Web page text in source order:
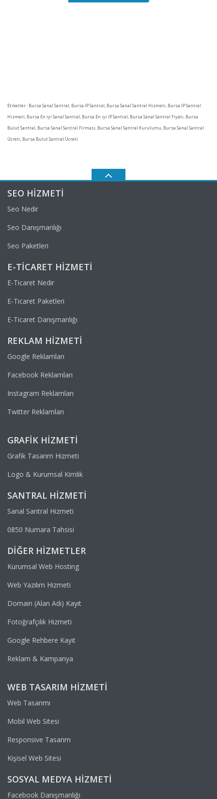
Etiketler : Bursa Sanal Santral, Bursa IP Santral, Bursa Sanal Santral Hizmeti, Bursa IP Santral
Hizmeti, Bursa En iyi Sanal Santral, Bursa En iyi IP Santral, Bursa Sanal Santral Fiyatı, Bursa
Bulut Santral, Bursa Sanal Santral Firması, Bursa Sanal Santral Kurulumu, Bursa Sanal Santral
Ücreti, Bursa Bulut Santral Ücreti
SEO HIZMETI
Seo Nedir
Seo Danışmanlığı
Seo Paketleri
E-TICARET HIZMETI
E-Ticaret Nedir
E-Ticaret Paketleri
E-Ticaret Danışmanlığı
REKLAM HIZMETI
Google Reklamları
Facebook Reklamları
Instagram Reklamları
Twitter Reklamları
GRAFIK HIZMETI
Grafik Tasarım Hizmeti
Logo & Kurumsal Kimlik
SANTRAL HIZMETI
Sanal Santral Hizmeti
0850 Numara Tahsisi
DIĞER HIZMETLER
Kurumsal Web Hosting
Web Yazılım Hizmeti
Domain (Alan Adı) Kayıt
Fotoğrafçılık Hizmeti
Google Rehbere Kayıt
Reklam & Kampanya
WEB TASARIM HIZMETI
Web Tasarımı
Mobil Web Sitesi
Responsive Tasarım
Kişisel Web Sitesi
SOSYAL MEDYA HIZMETI
Facebook Danışmanlığı